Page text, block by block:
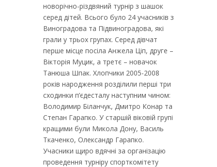
новорічно-різдвяний турнір з шашок
серед дітей. Всього було 24 учасників з
Виноградова та Підвиноградова, які
грали у трьох групах. Серед дівчат
перше місце посіла Анжела Ціп, друге –
Вікторія Муцик, а третє – новачок
Танюша Шпак. Хлопчики 2005-2008
років народження розділили перші три
сходинки п’єдесталу наступним чином:
Володимир Біланчук, Дмитро Конар та
Степан Гарапко. У старшій віковій групі
кращими були Микола Дону, Василь
Ткаченко, Олександр Гарапко.
Учасники щиро вдячні за організацію
проведення турніру спорткомітету